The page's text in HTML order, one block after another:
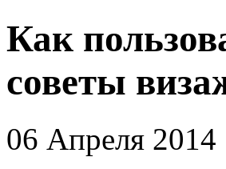
Как
советы
06 Апреля 2014